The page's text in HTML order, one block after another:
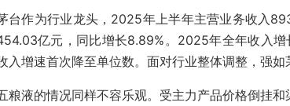
台作为行业龙头，2025年上半年主营业务收入
亿元，同比增长8.89%。2025年全年收入
入增速首次降至单位数。面对行业整体调整，强如
粮液的情况同样不容乐观。受主力产品价格倒挂